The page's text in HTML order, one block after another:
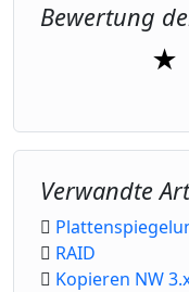
Bewertung
★
Verwandte
RAID
Kopieren NW